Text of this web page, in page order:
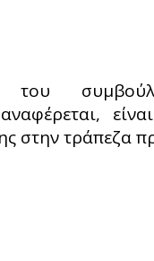
στην τράπεζα